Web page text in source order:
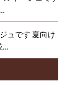
ュです 夏向け
…